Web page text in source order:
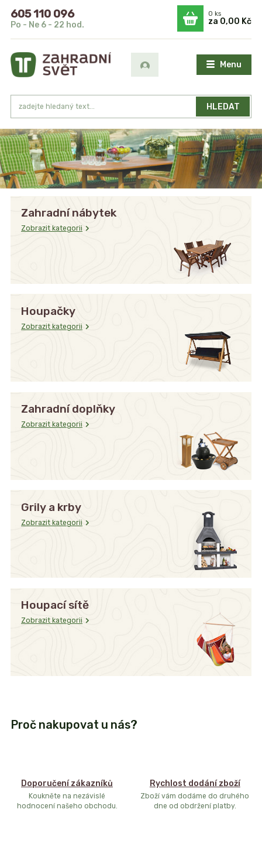
Menu
HLEDAT
605 110 096
Po - Ne 6 - 22 hod.
0ks
za 0,00 Kč
Zahradní nábytek
Zobrazit kategorii
Houpačky
Zobrazit kategorii
Zahradní doplňky
Zobrazit kategorii
Grily a krby
Zobrazit kategorii
Houpací sítě
Zobrazit kategorii
Proč nakupovat u nás?
Doporučení zákazníků
Koukněte na nezávislé
hodnocení našeho obchodu.
Rychlost dodání zboží
Zboží vám dodáme do druhého
dne od obdržení platby.